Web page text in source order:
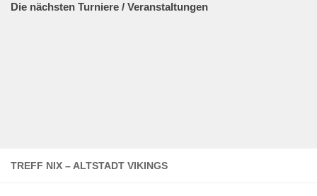
TREFF NIX – ALTSTADT VIKINGS
Die nächsten Turniere / Veranstaltungen